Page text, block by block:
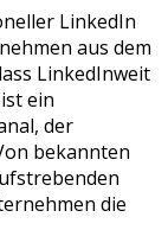
LinkedIn
aus dem
LinkedInweit
ein
der
bekannten
die